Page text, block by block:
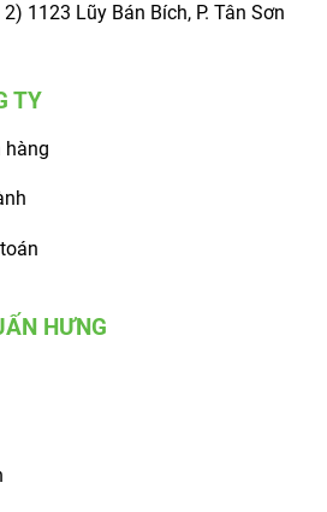
1123 Lũy Bán Bích, P. Tân Sơn
TY
hàng
HƯNG